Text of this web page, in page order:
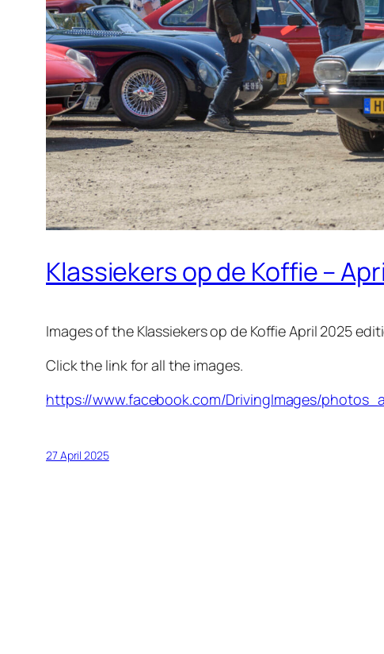
Klassiekers op de Koffie –
Images of the Klassiekers op de Koffie April 2025
Click the link for all the images.
https://www.facebook.com/DrivingImages/
27 April 2025